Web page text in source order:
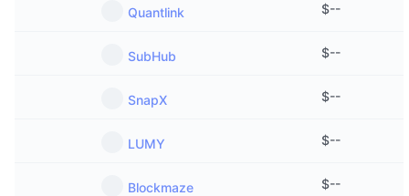
Quantlink $--
SubHub $--
SnapX $--
LUMY $--
Blockmaze $--